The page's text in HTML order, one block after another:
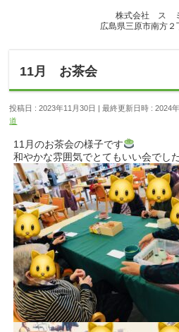
株式会社 ス
広島県三原市南方
11月 お茶会
投稿日 : 2023年11月30日 最終更新日時 : 2024
道
11月のお茶会の様子です
和やかな雰囲気でとてもいい会でした